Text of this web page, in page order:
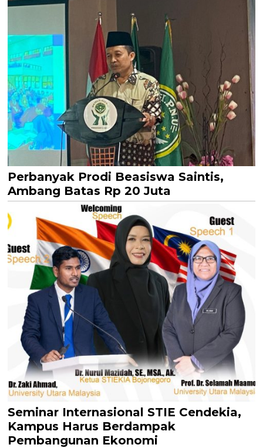
Perbanyak Prodi Beasiswa Saintis,
Ambang Batas Rp 20 Juta
Seminar Internasional STIE Cendekia,
Kampus Harus Berdampak
Pembangunan Ekonomi